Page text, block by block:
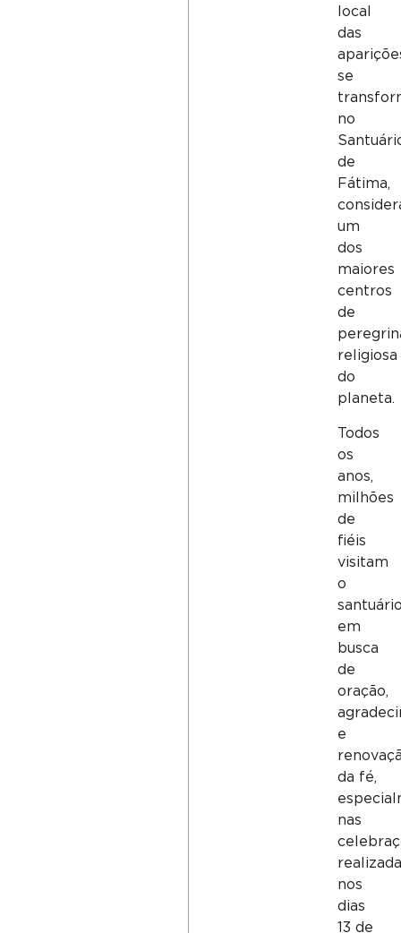
local
das
se
no
de
Fátima,
um
dos
maiores
centros
de
religiosa
do
planeta.
Todos
os
anos,
milhões
de
fiéis
visitam
o
em
busca
de
oração,
e
da fé,
nas
nos
dias
13 de